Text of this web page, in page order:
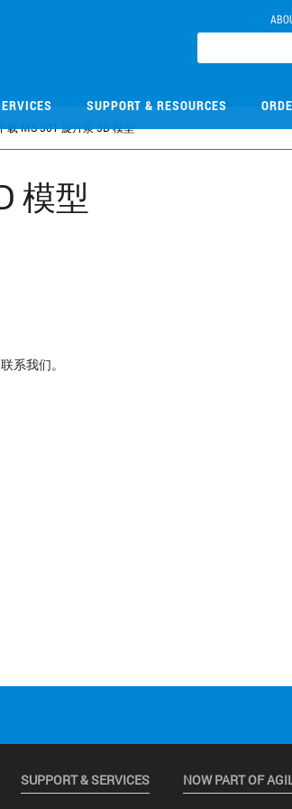
SUPPORT & RESOURCES
载 MS-301 旋片泵 3D 模型
模型
系我们。
SUPPORT & SERVICES NOW PART OF